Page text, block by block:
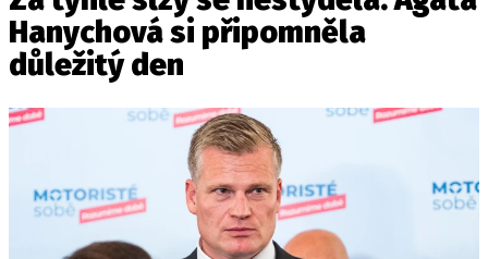
Hanychová si připomněla
důležitý den